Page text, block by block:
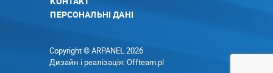
ПЕРСОНАЛЬНІ ДАНІ
Copyright © ARPANEL 2026
Дизайн і реалізація:Offteam.pl